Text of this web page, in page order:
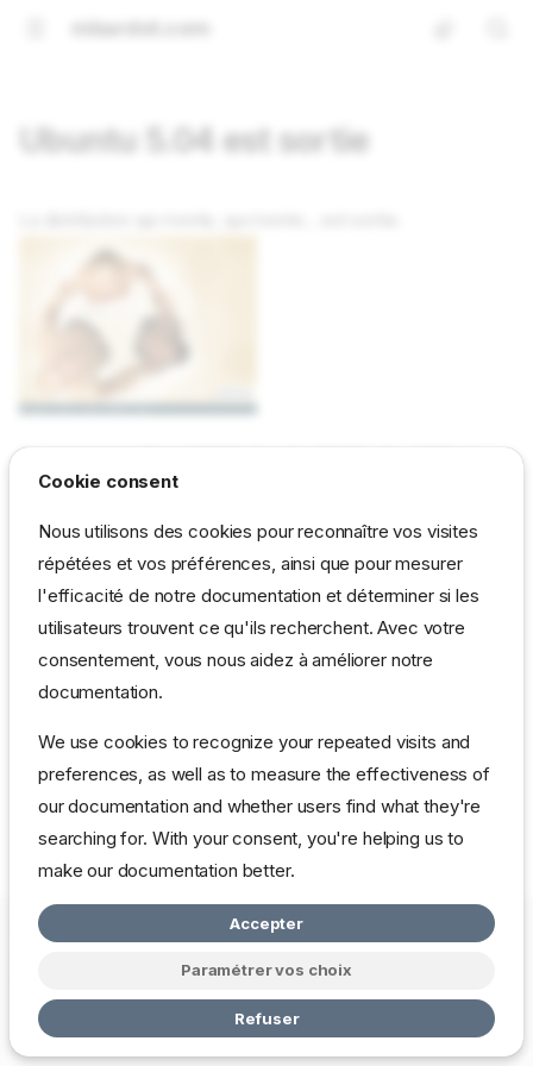
Ubuntu 5.04 est sortie
MySQL 4.0.23.
Vous pourrez la trouver sur le site officiel
http://www.ubuntulinux.org/
Au passage, pour ceux qui souhaitent l'essayer dans une
vmware, il faudra l'installer en utilisant un disque virtuel IDE et
non SCSI.
A part ça, pas mal pour une distribution encore toute jeune. Il
faut dire que c'est de la Debian, un gage de qualité.
Il faut espérer une sortie proche de la Sarge car toutes ces
distributions commencent à lui faire un peu d'ombre.
Copyright © 2026 mbardot.comChange cookie settings
Cookie consent
Nous utilisons des cookies pour reconnaître vos visites
répétées et vos préférences, ainsi que pour mesurer
l'efficacité de notre documentation et déterminer si les
utilisateurs trouvent ce qu'ils recherchent. Avec votre
consentement, vous nous aidez à améliorer notre
documentation.
We use cookies to recognize your repeated visits and
preferences, as well as to measure the effectiveness of
our documentation and whether users find what they're
searching for. With your consent, you're helping us to
make our documentation better.
Accepter
Paramétrer vos choix
Refuser